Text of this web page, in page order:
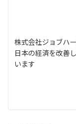
株式会社ジョブハ
日本の経済を改善
います